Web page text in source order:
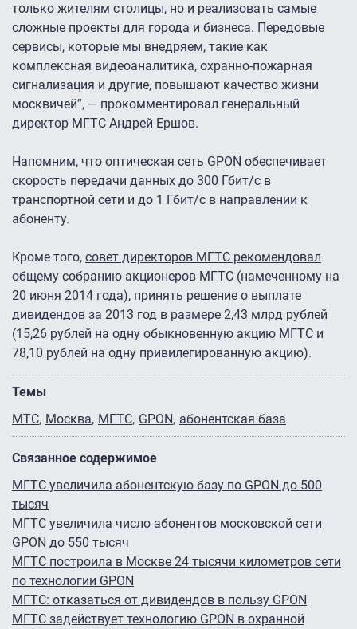
только жителям столицы, но и реализовать самые
сложные проекты для города и бизнеса. Передовые
сервисы, которые мы внедряем, такие как
комплексная видеоаналитика, охранно-пожарная
сигнализация и другие, повышают качество жизни
москвичей”, — прокомментировал генеральный
директор МГТС Андрей Ершов.
Напомним, что оптическая сеть GPON обеспечивает
скорость передачи данных до 300 Гбит/с в
транспортной сети и до 1 Гбит/с в направлении к
абоненту.
Кроме того, совет директоров МГТС рекомендовал
общему собранию акционеров МГТС (намеченному на
20 июня 2014 года), принять решение о выплате
дивидендов за 2013 год в размере 2,43 млрд рублей
(15,26 рублей на одну обыкновенную акцию МГТС и
78,10 рублей на одну привилегированную акцию).
Темы
МТС Москва МГТС GPON абонентская база
Связанное содержимое
МГТС увеличила абонентскую базу по GPON до 500
тысяч
МГТС увеличила число абонентов московской сети
GPON до 550 тысяч
МГТС построила в Москве 24 тысячи километров сети
по технологии GPON
МГТС: отказаться от дивидендов в пользу GPON
МГТС задействует технологию GPON в охранной